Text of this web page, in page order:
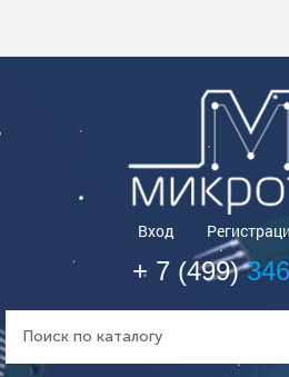
Вход
+ 7 (499)